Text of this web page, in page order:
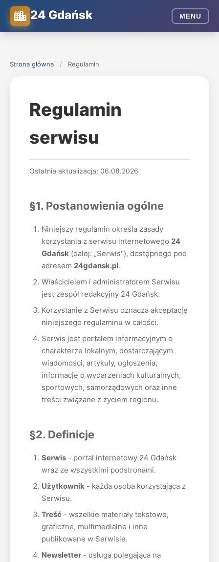
24 Gdańsk MENU
Strona główna / Regulamin
Regulamin
serwisu
Ostatnia aktualizacja: 06.08.2026
§1. Postanowienia ogólne
Niniejszy regulamin określa zasady
korzystania z serwisu internetowego 24
Gdańsk (dalej: „Serwis"), dostępnego pod
adresem 24gdansk.pl.
Właścicielem i administratorem Serwisu
jest zespół redakcyjny 24 Gdańsk.
Korzystanie z Serwisu oznacza akceptację
niniejszego regulaminu w całości.
Serwis jest portalem informacyjnym o
charakterze lokalnym, dostarczającym
wiadomości, artykuły, ogłoszenia,
informacje o wydarzeniach kulturalnych,
sportowych, samorządowych oraz inne
treści związane z życiem regionu.
§2. Definicje
Serwis - portal internetowy 24 Gdańsk
wraz ze wszystkimi podstronami.
Użytkownik - każda osoba korzystająca z
Serwisu.
Treść - wszelkie materiały tekstowe,
graficzne, multimedialne i inne
publikowane w Serwisie.
Newsletter - usługa polegająca na